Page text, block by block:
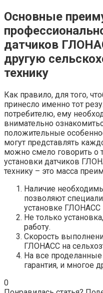
Основные
датчиков
другую
технику
Как правило, для того,
принесло именно тот
потребителю, ему
внимательно
положительные
могут представлять
можно смело говорить о
установки датчиков
технику – это масса
Наличие
позволяют
установке ГЛОНАСС
Не только
работу.
Скорость
ГЛОНАСС на
На все проделанные
гарантия, и многое
0